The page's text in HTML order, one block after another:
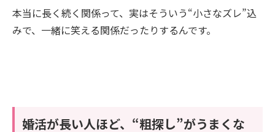
本当に長く続く関係って、実はそういう“小さなズレ”込
みで、一緒に笑える関係だったりするんです。
婚活が長い人ほど、“粗探し”がうまくな